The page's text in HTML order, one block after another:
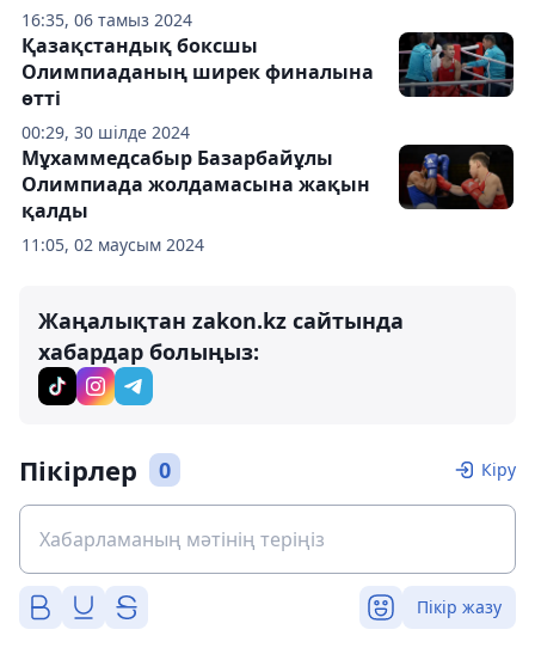
16:35, 06 тамыз 2024
00:29, 30 шілде 2024
Қазақстандық боксшы
Олимпиаданың ширек финалына
өтті
11:05, 02 маусым 2024
Мұхаммедсабыр Базарбайұлы
Олимпиада жолдамасына жақын
қалды
Жаңалықтан zakon.kz сайтында
хабардар болыңыз:
Пікірлер 0 Кіру
Пікір жазу